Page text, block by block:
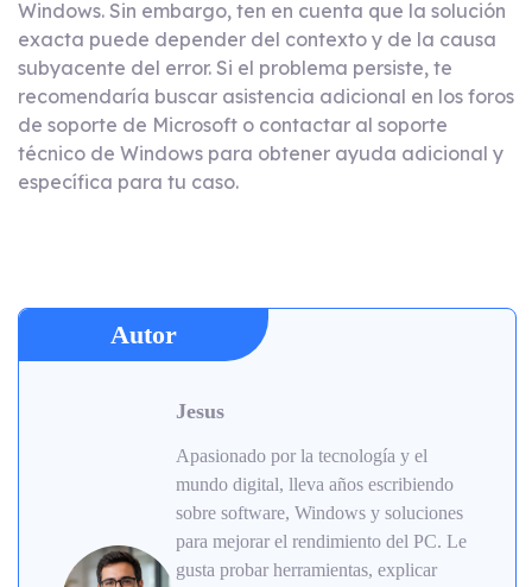
Windows. Sin embargo, ten en cuenta que la solución
exacta puede depender del contexto y de la causa
subyacente del error. Si el problema persiste, te
recomendaría buscar asistencia adicional en los foros
de soporte de Microsoft o contactar al soporte
técnico de Windows para obtener ayuda adicional y
específica para tu caso.
Autor
Jesus
Apasionado por la tecnología y el
mundo digital, lleva años escribiendo
sobre software, Windows y soluciones
para mejorar el rendimiento del PC. Le
gusta probar herramientas, explicar